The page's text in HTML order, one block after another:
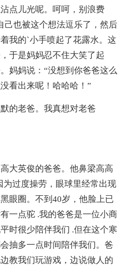
点儿光呢。呵呵，别浪费
己也被这个想法逗乐了，然后
我的`小手喷起了花露水。这
于是妈妈忍不住大笑了起
妈妈说：“没想到你爸爸这么
看出来呢！哈哈哈！”
老爸。我真想对老爸
英俊的爸爸。他鼻梁高高
过度操劳，眼球里经常出现
眼圈。不到40岁，他脸上已
一点驼 .我的爸爸是一位小商
时很少陪伴我们 .但在这个寒
抽多一点时间陪伴我们。爸
教我们玩游戏，边说做人的